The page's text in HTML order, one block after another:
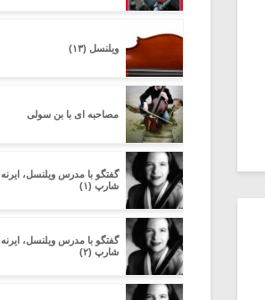
ویلنسل (۱۳)
مصاحبه ای با بن سولی
گفتگو با مدرس ویلنسل، ایرنه
شارپ (۱)
گفتگو با مدرس ویلنسل، ایرنه
شارپ (۲)